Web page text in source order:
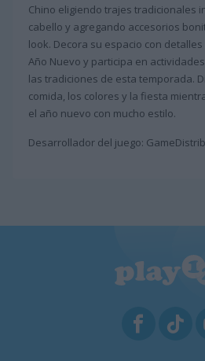
Chino eligiendo trajes tradicionales
cabello y agregando accesorios
look. Decora su espacio con
Año Nuevo y participa en
las tradiciones de esta temporada.
comida, los colores y la fiesta
el año nuevo con mucho estilo.
Desarrollador del juego: